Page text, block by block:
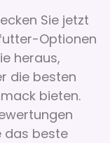
Sie jetzt
Optionen
heraus,
die besten
bieten.
das beste